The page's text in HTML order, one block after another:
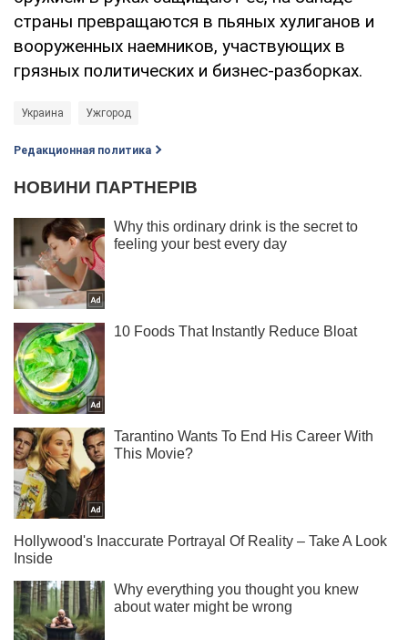
страны превращаются в пьяных хулиганов и
вооруженных наемников, участвующих в
грязных политических и бизнес-разборках.
Украина Ужгород
Редакционная политика